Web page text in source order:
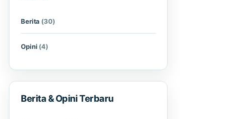
Berita (30)
Opini (4)
Berita & Opini Terbaru